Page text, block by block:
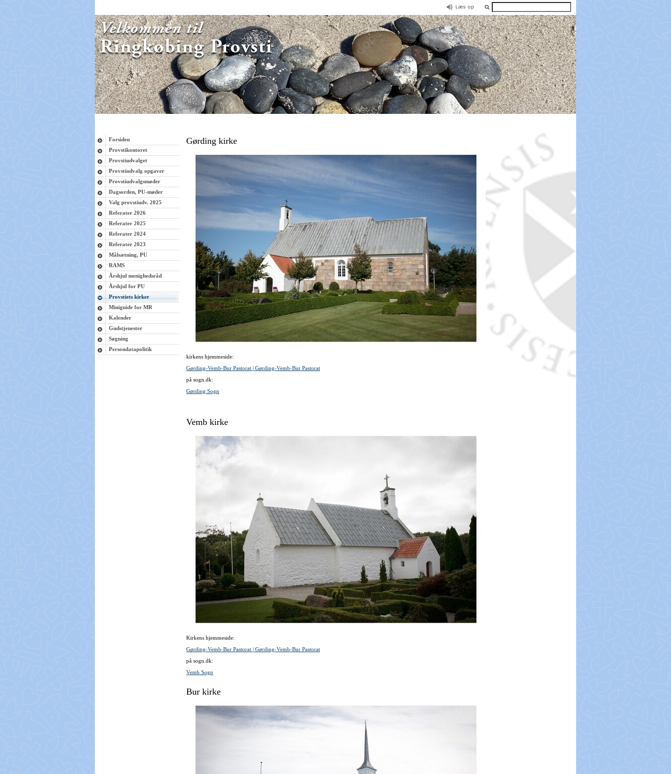
indholdet
Forsiden
Provstikontoret
Provstiudvalget
Provstiudvalg opgaver
Provstiudvalgsmøder
Dagsorden, PU-møder
Valg provstiudv. 2025
Referater 2026
Referater 2025
Referater 2024
Referater 2023
Målsætning, PU
RAMS
Årshjul menighedsråd
Årshjul for PU
Provstiets kirker
Miniguide for MR
Kalender
Gudstjenester
Søgning
Persondatapolitik
Gørding kirke
kirkens hjemmeside:
Gørding-Vemb-Bur Pastorat | Gørding-Vemb-Bur Pastorat
på sogn.dk:
Gørding Sogn
Vemb kirke
Kirkens hjemmeside:
Gørding-Vemb-Bur Pastorat | Gørding-Vemb-Bur Pastorat
på sogn.dk:
Vemb Sogn
Bur kirke